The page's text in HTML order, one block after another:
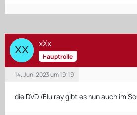
xXx
Hauptrolle
14. Juni 2023 um 19:19
die DVD /Blu ray gibt es nun auch im